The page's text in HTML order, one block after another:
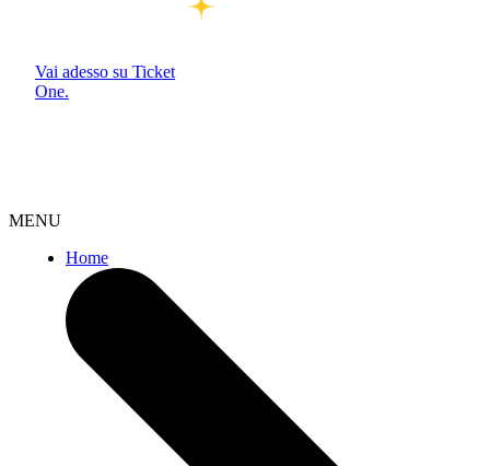
Vai adesso su Ticket
One.
MENU
Home